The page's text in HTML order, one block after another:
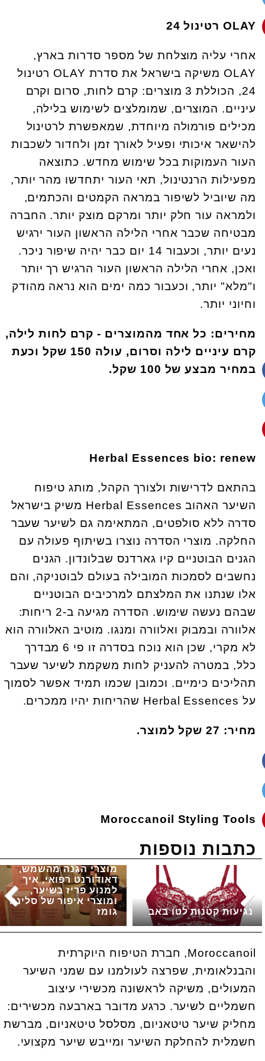
OLAY רטינול 24
אחרי עליה מוצלחת של מספר סדרות בארץ,
OLAY משיקה בישראל את סדרת OLAY רטינול
24, הכוללת 3 מוצרים: קרם לחות, סרום וקרם
עיניים. המוצרים, שמומלצים לשימוש בלילה,
מכילים פורמולה מיוחדת, שמאפשרת לרטינול
להישאר איכותי ופעיל לאורך זמן ולחדור לשכבות
העור העמוקות בכל שימוש מחדש. כתוצאה
מפעילות הרנטינול, תאי העור יתחדשו מהר יותר,
מה שיוביל לשיפור במראה הקמטים והכתמים,
ולמראה עור חלק יותר ומרקם מוצק יותר. החברה
מבטיחה שכבר אחרי הלילה הראשון העור ירגיש
נעים יותר, וכעבור 14 יום כבר יהיה שיפור ניכר.
ואכן, אחרי הלילה הראשון העור הרגיש רך יותר
ו"מלא" יותר, וכעבור כמה ימים הוא נראה מהודק
וחיוני יותר.
מחירים: כל אחד מהמוצרים - קרם לחות לילה,
קרם עיניים לילה וסרום, עולה 150 שקל וכעת
במחיר מבצע של 100 שקל.
Herbal Essences bio: renew
בהתאם לדרישות ולצורך הקהל, מותג טיפוח
השיער האהוב Herbal Essences משיק בישראל
סדרה ללא סולפטים, המתאימה גם לשיער שעבר
החלקה. מוצרי הסדרה נוצרו בשיתוף פעולה עם
הגנים הבוטניים קיו גארדנס שבלונדון. הגנים
נחשבים לסמכות המובילה בעולם לבוטניקה, והם
אלו שנתנו את המלצתם למרכיבים הבוטניים
שבהם נעשה שימוש. הסדרה מגיעה ב-2 ריחות:
אלוורה ובמבוק ואלוורה ומנגו. מוטיב האלוורה הוא
לא מקרי, שכן הוא נוכח בסדרה זו פי 6 מבדרך
כלל, במטרה להעניק לחות משקמת לשיער שעבר
תהליכים כימיים. וכמובן שכמו תמיד אפשר לסמוך
על Herbal Essences שהריחות יהיו ממכרים.
מחיר: 27 שקל למוצר.
Moroccanoil Styling Tools
כתבות נוספות
מוצרי הגנה מהשמש,
דאודורנט רפואי, איך
למנוע פריז בשיער,
ומוצרי איפור של סלינה
גומז
נגיעות קטנות לטו באב
Moroccanoil, חברת הטיפוח היוקרתית
והבנלאומית, שפרצה לעולמנו עם שמני השיער
המעולים, משיקה לראשונה מכשירי עיצוב
חשמליים לשיער. כרגע מדובר בארבעה מכשירים:
מחליק שיער טיטאניום, מסלסל טיטאניום, מברשת
חשמלית להחלקת השיער ומייבש שיער מקצועי.